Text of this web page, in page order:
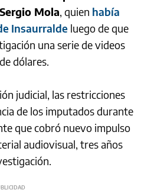
Mola, quien había
Insaurralde luego de que
una serie de videos
dólares.
judicial, las restricciones
de los imputados durante
que cobró nuevo impulso
audiovisual, tres años